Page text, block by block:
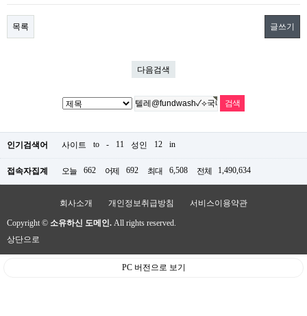
목록 글쓰기
다음검색
인기검색어 사이트 to - 11 성인 12 in
접속자집계 오늘 662 어제 692 최대 6,508 전체 1,490,634
회사소개 개인정보취급방침 서비스이용약관
Copyright © 소유하신 도메인. All rights reserved.
상단으로
PC 버전으로 보기